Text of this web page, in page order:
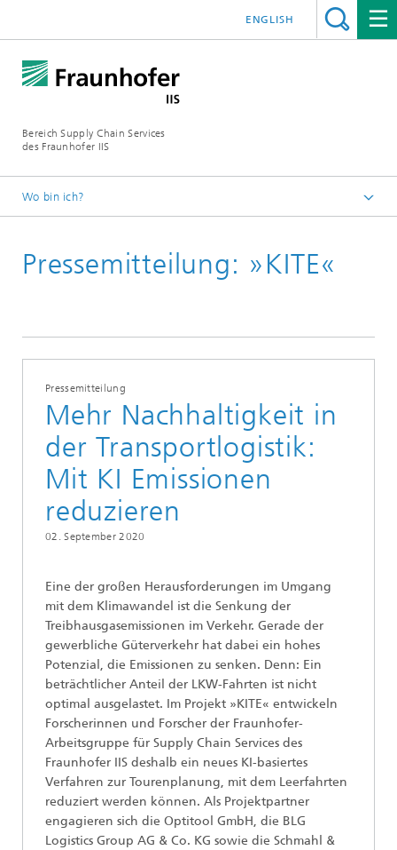
Bereich Supply Chain Services
des Fraunhofer IIS
ENGLISH
Wo bin ich?
Pressemitteilung: »KITE«
Pressemitteilung
Mehr Nachhaltigkeit in
der Transportlogistik:
Mit KI Emissionen
reduzieren
02. September 2020
Eine der großen Herausforderungen im Umgang
mit dem Klimawandel ist die Senkung der
Treibhausgasemissionen im Verkehr. Gerade der
gewerbliche Güterverkehr hat dabei ein hohes
Potenzial, die Emissionen zu senken. Denn: Ein
beträchtlicher Anteil der LKW-Fahrten ist nicht
optimal ausgelastet. Im Projekt »KITE« entwickeln
Forscherinnen und Forscher der Fraunhofer-
Arbeitsgruppe für Supply Chain Services des
Fraunhofer IIS deshalb ein neues KI-basiertes
Verfahren zur Tourenplanung, mit dem Leerfahrten
reduziert werden können. Als Projektpartner
engagieren sich die Optitool GmbH, die BLG
Logistics Group AG & Co. KG sowie die Schmahl &